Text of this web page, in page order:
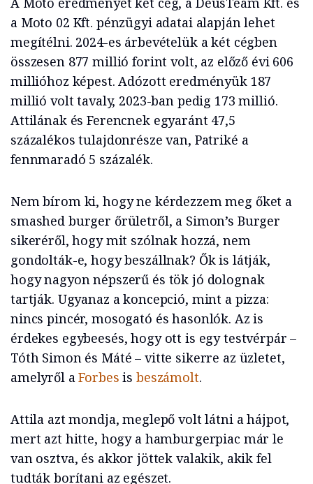
a Moto 02 Kft. pénzügyi adatai alapján lehet
megítélni. 2024-es árbevételük a két cégben
összesen 877 millió forint volt, az előző évi 606
millióhoz képest. Adózott eredményük 187
millió volt tavaly, 2023-ban pedig 173 millió.
Attilának és Ferencnek egyaránt 47,5
százalékos tulajdonrésze van, Patriké a
fennmaradó 5 százalék.
Nem bírom ki, hogy ne kérdezzem meg őket a
smashed burger őrületről, a Simon’s Burger
sikeréről, hogy mit szólnak hozzá, nem
gondolták-e, hogy beszállnak? Ők is látják,
hogy nagyon népszerű és tök jó dolognak
tartják. Ugyanaz a koncepció, mint a pizza:
nincs pincér, mosogató és hasonlók. Az is
érdekes egybeesés, hogy ott is egy testvérpár –
Tóth Simon és Máté – vitte sikerre az üzletet,
amelyről aForbes is beszámolt.
Attila azt mondja, meglepő volt látni a hájpot,
mert azt hitte, hogy a hamburgerpiac már le
van osztva, és akkor jöttek valakik, akik fel
tudták borítani az egészet.